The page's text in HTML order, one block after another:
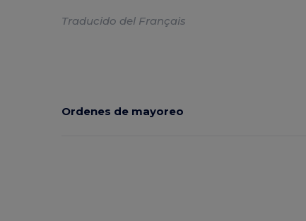
Traducido del Français
Ordenes de mayoreo